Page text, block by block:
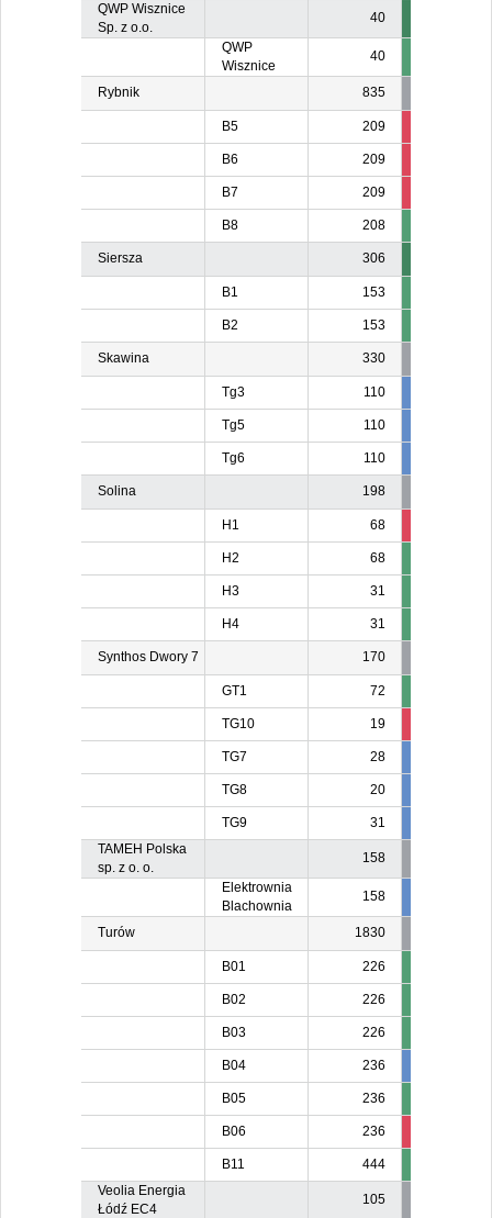
QWP Wisznice
Sp. z o.o.
40
QWP
Wisznice
40
Rybnik 835
B5 209
B6 209
B7 209
B8 208
Siersza 306
B1 153
B2 153
Skawina 330
Tg3 110
Tg5 110
Tg6 110
Solina 198
H1 68
H2 68
H3 31
H4 31
Synthos Dwory 7 170
GT1 72
TG10 19
TG7 28
TG8 20
TG9 31
TAMEH Polska
sp. z o. o.
158
Elektrownia
Blachownia
158
Turów 1830
B01 226
B02 226
B03 226
B04 236
B05 236
B06 236
B11 444
Veolia Energia
Łódź EC4
105